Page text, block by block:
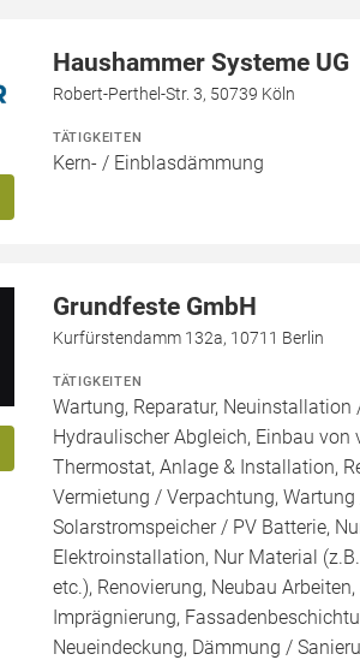
Haushammer Systeme UG
Robert-Perthel-Str. 3, 50739 Köln
TÄTIGKEITEN
Kern- / Einblasdämmung
Grundfeste GmbH
Kurfürstendamm 132a, 10711 Berlin
TÄTIGKEITEN
Wartung, Reparatur,
Hydraulischer Abgleich, Einbau von
Thermostat, Anlage & Installation,
Vermietung / Verpachtung,
Solarstromspeicher / PV Batterie,
Elektroinstallation, Nur Material
etc.), Renovierung, Neubau
Imprägnierung,
Neueindeckung, Dämmung /